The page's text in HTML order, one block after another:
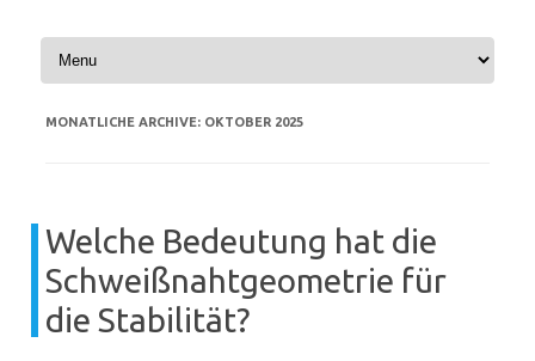
MONATLICHE ARCHIVE: OKTOBER 2025
Welche Bedeutung hat die
Schweißnahtgeometrie für
die Stabilität?